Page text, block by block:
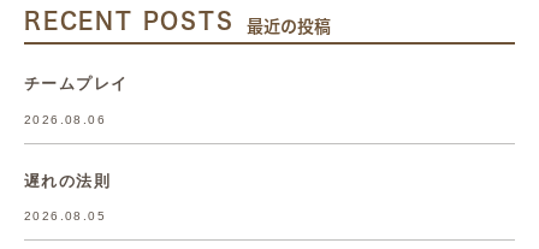
RECENT POSTS 最近の投稿
チームプレイ
2026.08.06
遅れの法則
2026.08.05